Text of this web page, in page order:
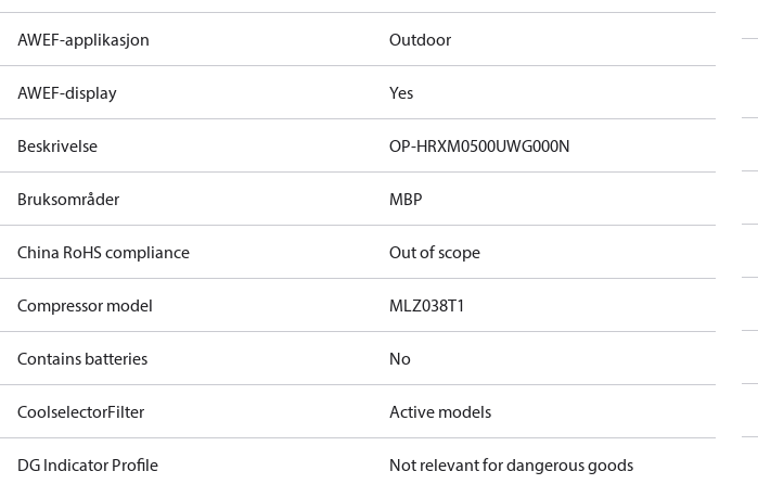
AWEF-applikasjon Outdoor
AWEF-display Yes
Beskrivelse OP-HRXM0500UWG000N
Bruksområder MBP
China RoHS compliance Out of scope
Compressor model MLZ038T1
Contains batteries No
CoolselectorFilter Active models
DG Indicator Profile Not relevant for dangerous goods